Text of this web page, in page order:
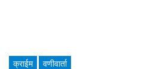
क्राईम वणीवार्ता